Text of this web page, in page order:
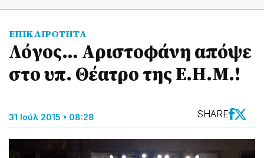
ΕΠΙΚΑΙΡΟΤΗΤΑ
Λόγος… Αριστοφάνη απόψε
στο υπ. Θέατρο της Ε.Η.Μ.!
31 Ιούλ 2015 • 08:28 SHARE